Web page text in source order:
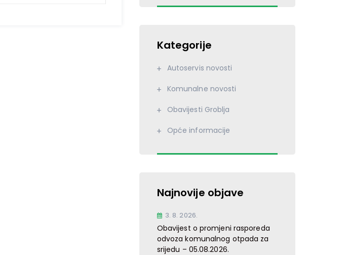
Kategorije
Autoservis novosti
Komunalne novosti
Obavijesti Groblja
Opće informacije
Najnovije objave
3. 8. 2026.
Obavijest o promjeni rasporeda
odvoza komunalnog otpada za
srijedu – 05.08.2026.